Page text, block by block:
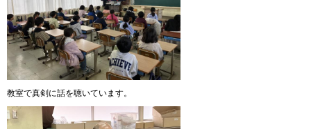
教室で真剣に話を聴いています。